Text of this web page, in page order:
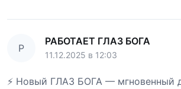
Р
РАБОТАЕТ ГЛАЗ БОГА
11.12.2025 в 12:03
⚡ Новый ГЛАЗ БОГА — мгновенный